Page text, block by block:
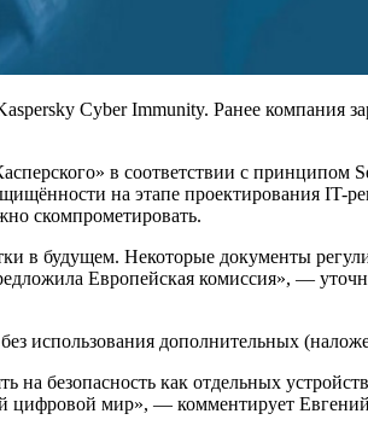
Cyber Immunity. Ранее компания
в соответствии с
на этапе проектирования IT-
скомпрометировать.
в будущем. Некоторые документы
Европейская комиссия», —
использования дополнительных
безопасность как отдельных
мир», ― комментирует